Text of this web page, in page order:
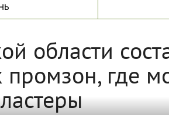
области
где